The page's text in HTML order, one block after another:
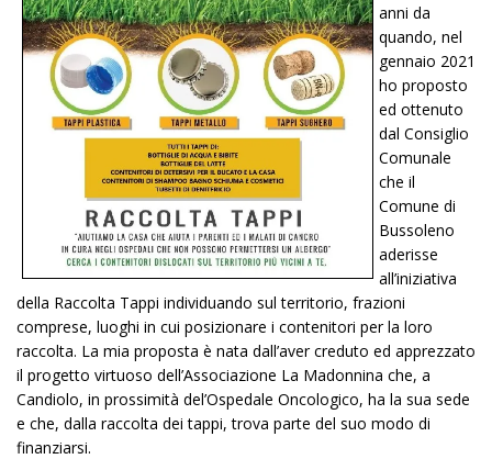
anni da
quando, nel
gennaio 2021
ho proposto
ed ottenuto
dal Consiglio
Comunale
che il
Comune di
Bussoleno
aderisse
all’iniziativa
della Raccolta Tappi individuando sul territorio, frazioni
comprese, luoghi in cui posizionare i contenitori per la loro
raccolta. La mia proposta è nata dall’aver creduto ed apprezzato
il progetto virtuoso dell’Associazione La Madonnina che, a
Candiolo, in prossimità del’Ospedale Oncologico, ha la sua sede
e che, dalla raccolta dei tappi, trova parte del suo modo di
finanziarsi.